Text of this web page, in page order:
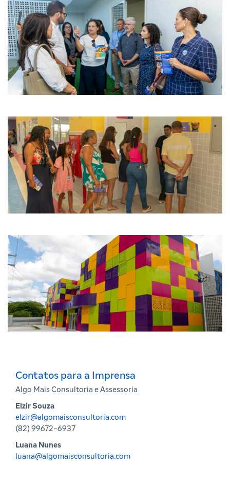
Contatos para a Imprensa
Algo Mais Consultoria e Assessoria
Elzir Souza
elzir@algomaisconsultoria.com
(82) 99672-6937
Luana Nunes
luana@algomaisconsultoria.com